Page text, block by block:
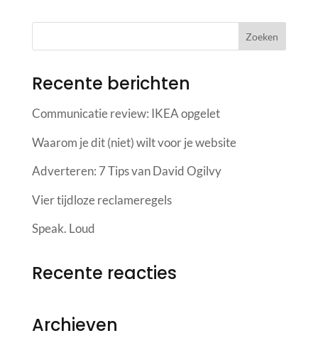
Recente berichten
Communicatie review: IKEA opgelet
Waarom je dit (niet) wilt voor je website
Adverteren: 7 Tips van David Ogilvy
Vier tijdloze reclameregels
Speak. Loud
Recente reacties
Archieven